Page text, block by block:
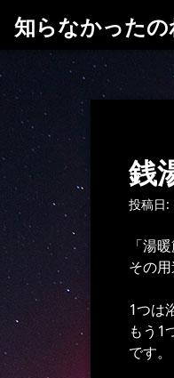
テ
ン
キ
ッ
知らなかった
銭
投稿日:
「湯
その用
1つは
もう1
です。